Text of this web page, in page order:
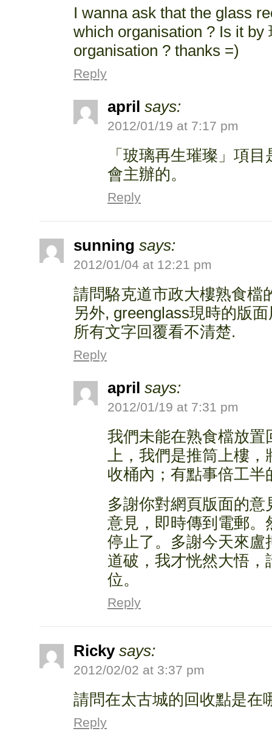
I wanna ask that the glass
which organisation ? Is it by
organisation ? thanks =)
Reply
april says:
2012/01/19 at 7:17 pm
「玻璃再生璀璨」項
會主辦的。
Reply
sunning says:
2012/01/04 at 12:21 pm
請問駱克道市政大樓熟食檔
另外, greenglass現時的版
所有文字回覆看不清楚.
Reply
april says:
2012/01/19 at 7:31 pm
我們未能在熟食檔放置
上，我們是推筒上樓
收桶內；有點事倍工半
多謝你對網頁版面的
意見，即時傳到電郵
停止了。多謝今天來
道破，我才恍然大悟
位。
Reply
Ricky says:
2012/02/02 at 3:37 pm
請問在太古城的回收點是在
Reply